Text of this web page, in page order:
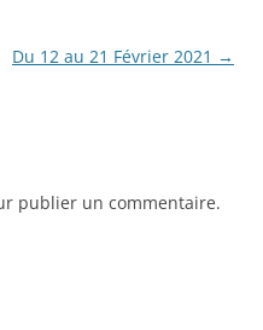
Du 12 au 21 Février 2021 →
publier un commentaire.